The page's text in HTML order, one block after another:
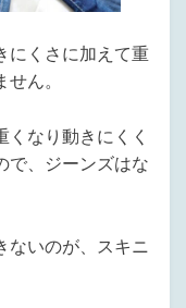
にくさに加えて重
ん。
なり動きにくく
で、ジーンズはな
ないのが、スキニ